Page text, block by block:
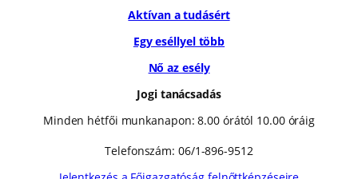
Aktívan a tudásért
Egy eséllyel több
Nő az esély
Jogi tanácsadás
Minden hétfői munkanapon: 8.00 órától 10.00 óráig
Telefonszám: 06/1-896-9512